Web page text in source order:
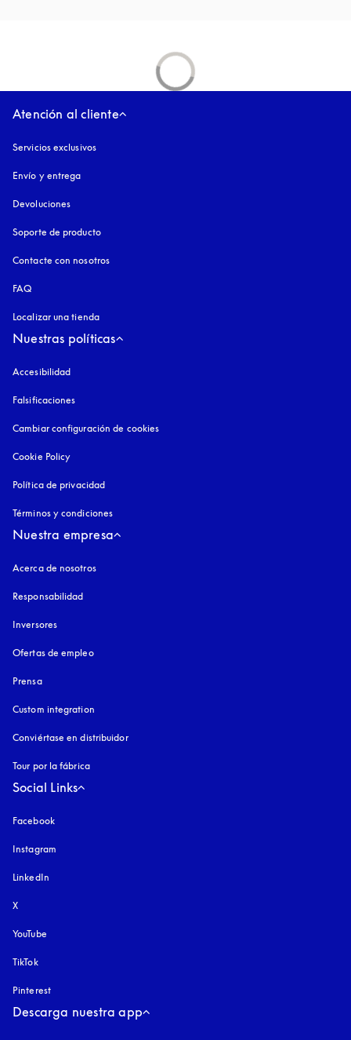
Atención al cliente
Servicios exclusivos
Envío y entrega
Devoluciones
Soporte de producto
Contacte con nosotros
FAQ
Localizar una tienda
Nuestras políticas
Accesibilidad
Falsificaciones
Cambiar configuración de cookies
Cookie Policy
Política de privacidad
Términos y condiciones
Nuestra empresa
Acerca de nosotros
Responsabilidad
Inversores
Ofertas de empleo
Prensa
Custom integration
Conviértase en distribuidor
Tour por la fábrica
Social Links
Facebook
Instagram
LinkedIn
X
YouTube
TikTok
Pinterest
Descarga nuestra app